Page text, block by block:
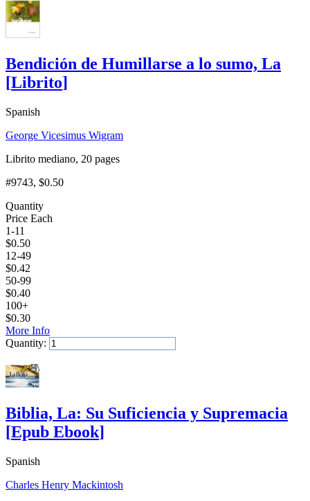
Bendición de Humillarse a lo sumo, La
[Librito]
Spanish
George Vicesimus Wigram
Librito mediano, 20 pages
#9743, $0.50
Quantity
Price Each
1-11
$0.50
12-49
$0.42
50-99
$0.40
100+
$0.30
More Info
Quantity:
Biblia, La: Su Suficiencia y Supremacia
[Epub Ebook]
Spanish
Charles Henry Mackintosh